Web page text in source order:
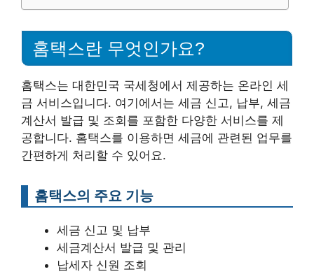
홈택스란 무엇인가요?
홈택스는 대한민국 국세청에서 제공하는 온라인 세
금 서비스입니다. 여기에서는 세금 신고, 납부, 세금
계산서 발급 및 조회를 포함한 다양한 서비스를 제
공합니다. 홈택스를 이용하면 세금에 관련된 업무를
간편하게 처리할 수 있어요.
홈택스의 주요 기능
세금 신고 및 납부
세금계산서 발급 및 관리
납세자 신원 조회